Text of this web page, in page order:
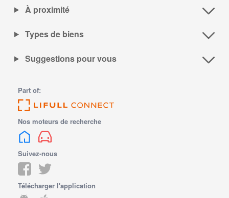
À proximité
Types de biens
Suggestions pour vous
Part of:
Nos moteurs de recherche
Suivez-nous
Télécharger l'application